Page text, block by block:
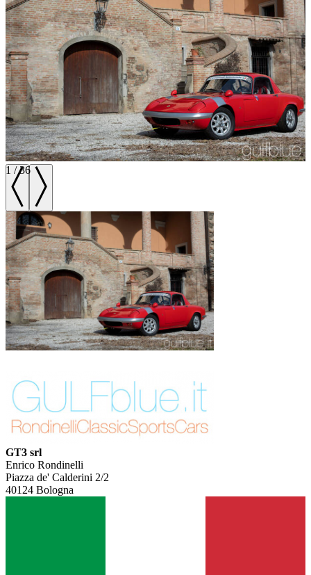
1 /36
GT3 srl
Enrico Rondinelli
Piazza de' Calderini 2/2
40124 Bologna